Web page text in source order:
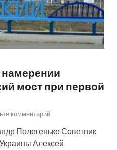
намерении
мост при первой
комментарий
Полегенько Советник
Алексей